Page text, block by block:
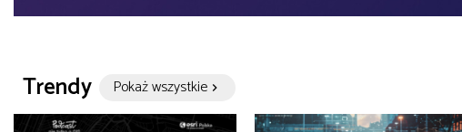
Trendy Pokaż wszystkie